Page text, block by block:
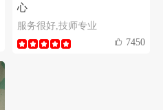
心
服务很好,技师专业
7450